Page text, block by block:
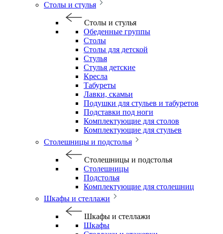
Столы и стулья
Столы и стулья
Обеденные группы
Столы
Столы для детской
Стулья
Стулья детские
Кресла
Табуреты
Лавки, скамьи
Подушки для стульев и табуретов
Подставки под ноги
Комплектующие для столов
Комплектующие для стульев
Столешницы и подстолья
Столешницы и подстолья
Столешницы
Подстолья
Комплектующие для столешниц
Шкафы и стеллажи
Шкафы и стеллажи
Шкафы